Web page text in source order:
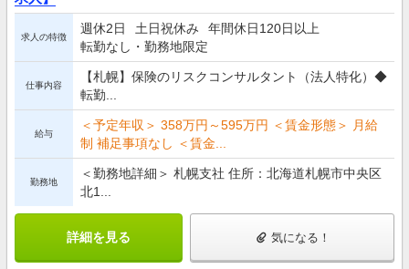
求人の特徴
週休2日 土日祝休み
年間休日120日以上
転勤なし・勤務地限定
仕事内容
【札幌】保険のリスクコンサルタント（法人特化）◆
転勤...
給与
＜予定年収＞ 358万円～595万円 ＜賃金形態＞ 月給
制 補足事項なし ＜賃金...
勤務地
＜勤務地詳細＞ 札幌支社 住所：北海道札幌市中央区
北1...
詳細を見る 気になる！